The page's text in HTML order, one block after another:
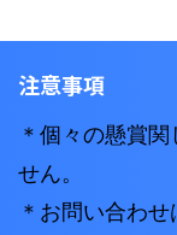
注意事項
＊個々の懸賞
せん。
＊お問い合わ